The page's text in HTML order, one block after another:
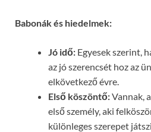
Babonák és hiedelmek:
Jó idő: Egyesek szerint,
az jó szerencsét hoz az
elkövetkező évre.
Első köszöntő:Vannak,
első személy, aki
különleges szerepet